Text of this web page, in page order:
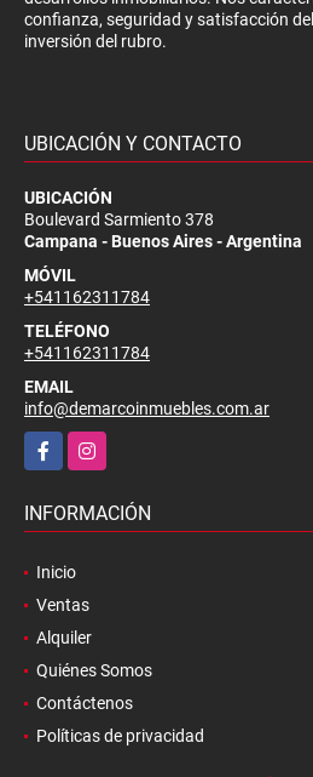
confianza, seguridad y satisfacción
inversión del rubro.
UBICACIÓN Y CONTACTO
UBICACIÓN
Boulevard Sarmiento 378
Campana - Buenos Aires - Argentina
MÓVIL
+541162311784
TELÉFONO
+541162311784
EMAIL
info@demarcoinmuebles.com.ar
FacebookInstagram
INFORMACIÓN
Inicio
Ventas
Alquiler
Quiénes Somos
Contáctenos
Políticas de privacidad